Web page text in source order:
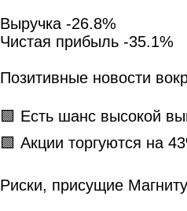
Выручка -26.8%
Чистая прибыль -35.1%
Позитивные новости
🟩 Есть шанс высокой
🟩 Акции торгуются на
Риски, присущие